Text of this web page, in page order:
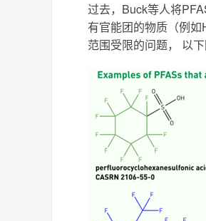
过去，Buck等人将
有官能团的物质（例
范围受限的问题， 以